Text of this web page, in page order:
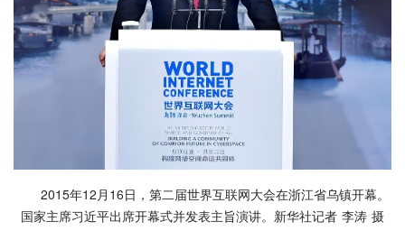
2015年12月16日，第二届世界互联网大会在浙江省乌镇开幕。
国家主席习近平出席开幕式并发表主旨演讲。新华社记者 李涛 摄